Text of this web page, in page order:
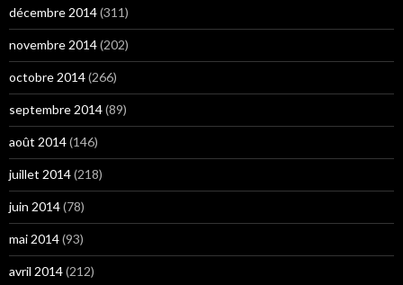
décembre 2014(311)
novembre 2014(202)
octobre 2014(266)
septembre 2014(89)
août 2014(146)
juillet 2014(218)
juin 2014(78)
mai 2014(93)
avril 2014(212)